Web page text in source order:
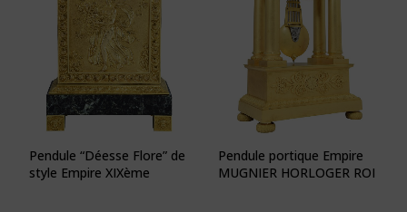
Pendule “Déesse Flore” de
style Empire XIXème
Pendule portique Empire
MUGNIER HORLOGER ROI